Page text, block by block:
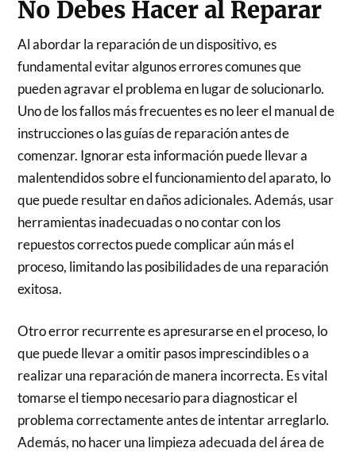
No Debes Hacer al Reparar
Al abordar la reparación de un dispositivo, es
fundamental evitar algunos errores comunes que
pueden agravar el problema en lugar de solucionarlo.
Uno de los fallos más frecuentes es no leer el manual de
instrucciones o las guías de reparación antes de
comenzar. Ignorar esta información puede llevar a
malentendidos sobre el funcionamiento del aparato, lo
que puede resultar en daños adicionales. Además, usar
herramientas inadecuadas o no contar con los
repuestos correctos puede complicar aún más el
proceso, limitando las posibilidades de una reparación
exitosa.
Otro error recurrente es apresurarse en el proceso, lo
que puede llevar a omitir pasos imprescindibles o a
realizar una reparación de manera incorrecta. Es vital
tomarse el tiempo necesario para diagnosticar el
problema correctamente antes de intentar arreglarlo.
Además, no hacer una limpieza adecuada del área de